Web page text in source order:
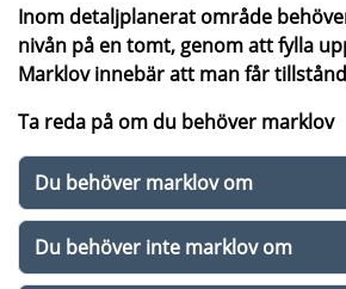
Inom detaljplanerat område
nivån på en tomt, genom att fylla
Marklov innebär att man får
Ta reda på om du behöver marklov
Du behöver marklov om
Du behöver inte marklov om